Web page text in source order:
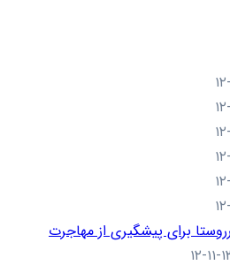
برای پیشگیری از مهاجرت